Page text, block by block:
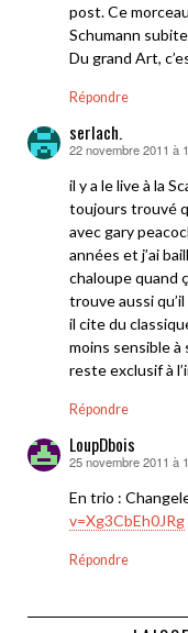
post. Ce
Schumann
Du grand Art,
Répondre
serlach.
dit :
22 novembre 2011 à
il y a le live à la
toujours trouvé
avec gary
années et j’ai
chaloupe quand
trouve aussi
il cite du
moins sensible à
reste exclusif à
Répondre
LoupDbois
dit :
25 novembre 2011 à
En trio :
v=Xg3CbEh0JRg
Répondre